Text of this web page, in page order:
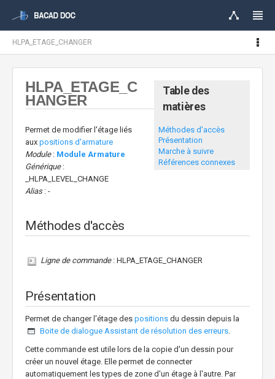
HLPA_ETAGE_CHANGER
Table des
matières
Méthodes d'accès
Présentation
Marche à suivre
Références connexes
HLPA_ETAGE_C
HANGER
Permet de modifier l'étage liés
aux positions d'armature
Module: Module Armature
Générique:
_HLPA_LEVEL_CHANGE
Alias: -
Méthodes d'accès
Ligne de commande: HLPA_ETAGE_CHANGER
Présentation
Permet de changer l'étage des positions du dessin depuis la
Boite de dialogue Assistant de résolution des erreurs
Cette commande est utile lors de la copie d'un dessin pour
créer un nouvel étage. Elle permet de connecter
automatiquement les types de zone d'un étage à l'autre. Par